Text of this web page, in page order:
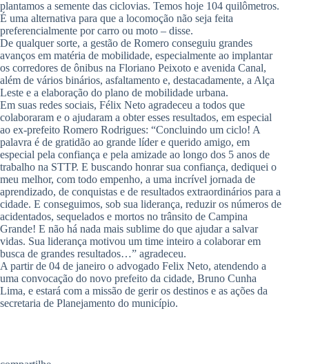
plantamos a semente das ciclovias. Temos hoje 104 quilômetros.
É uma alternativa para que a locomoção não seja feita
preferencialmente por carro ou moto – disse.
De qualquer sorte, a gestão de Romero conseguiu grandes
avanços em matéria de mobilidade, especialmente ao implantar
os corredores de ônibus na Floriano Peixoto e avenida Canal,
além de vários binários, asfaltamento e, destacadamente, a Alça
Leste e a elaboração do plano de mobilidade urbana.
Em suas redes sociais, Félix Neto agradeceu a todos que
colaboraram e o ajudaram a obter esses resultados, em especial
ao ex-prefeito Romero Rodrigues: “Concluindo um ciclo! A
palavra é de gratidão ao grande líder e querido amigo, em
especial pela confiança e pela amizade ao longo dos 5 anos de
trabalho na STTP. E buscando honrar sua confiança, dediquei o
meu melhor, com todo empenho, a uma incrível jornada de
aprendizado, de conquistas e de resultados extraordinários para a
cidade. E conseguimos, sob sua liderança, reduzir os números de
acidentados, sequelados e mortos no trânsito de Campina
Grande! E não há nada mais sublime do que ajudar a salvar
vidas. Sua liderança motivou um time inteiro a colaborar em
busca de grandes resultados…” agradeceu.
A partir de 04 de janeiro o advogado Felix Neto, atendendo a
uma convocação do novo prefeito da cidade, Bruno Cunha
Lima, e estará com a missão de gerir os destinos e as ações da
secretaria de Planejamento do município.